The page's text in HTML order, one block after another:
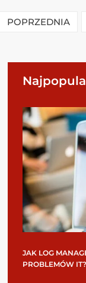
POPRZEDNIA
JAK LOG
PROBLEMÓW IT?